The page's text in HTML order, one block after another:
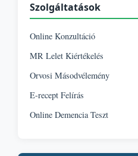
Szolgáltatások
Online Konzultáció
MR Lelet Kiértékelés
Orvosi Másodvélemény
E-recept Felírás
Online Demencia Teszt